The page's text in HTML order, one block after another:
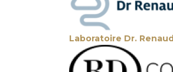
Laboratoire Dr. Renaud